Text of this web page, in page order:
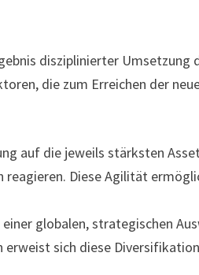
disziplinierter Umsetzung
die zum Erreichen der
auf die jeweils stärksten
Diese Agilität
globalen, strategischen
sich diese